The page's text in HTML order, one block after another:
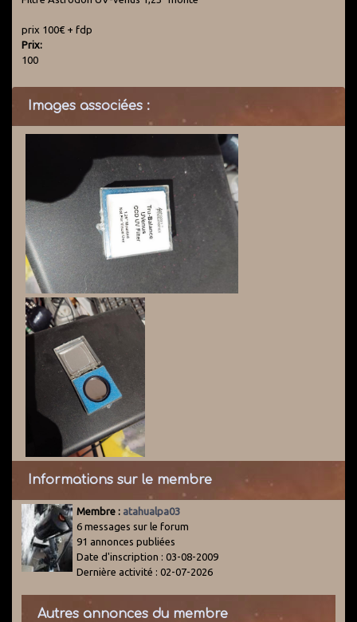
prix 100€ + fdp
Prix:
100
Images associées :
Informations sur le membre
Membre : atahualpa03
6 messages sur le forum
91 annonces publiées
Date d'inscription : 03-08-2009
Dernière activité : 02-07-2026
Autres annonces du membre